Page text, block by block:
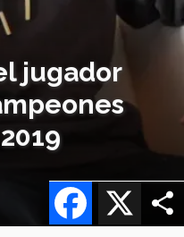
jugador
X
Facebook